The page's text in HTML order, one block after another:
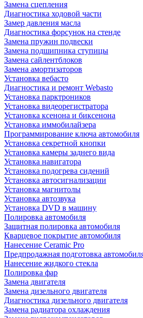
Замена сцепления
Диагностика ходовой части
Замер давления масла
Диагностика форсунок на стенде
Замена пружин подвески
Замена подшипника ступицы
Замена сайлентблоков
Замена амортизаторов
Установка вебасто
Диагностика и ремонт Webasto
Установка парктроников
Установка видеорегистратора
Установка ксенона и биксенона
Установка иммобилайзера
Программирование ключа автомобиля
Установка секретной кнопки
Установка камеры заднего вида
Установка навигатора
Установка подогрева сидений
Установка автосигнализации
Установка магнитолы
Установка автозвука
Установка DVD в машину
Полировка автомобиля
Защитная полировка автомобиля
Кварцевое покрытие автомобиля
Нанесение Ceramic Pro
Предпродажная подготовка
Нанесение жидкого стекла
Полировка фар
Замена двигателя
Замена дизельного двигателя
Диагностика дизельного двигателя
Замена радиатора охлаждения